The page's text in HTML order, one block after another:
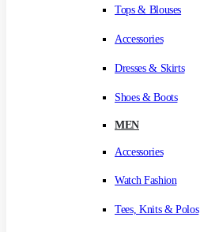
Tops & Blouses
Accessories
Dresses & Skirts
Shoes & Boots
MEN
Accessories
Watch Fashion
Tees, Knits & Polos